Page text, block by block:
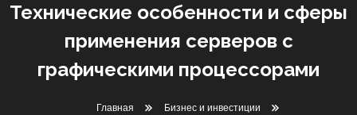
Технические особенности и сферы
применения серверов с
графическими процессорами
Главная
Бизнес и инвестиции